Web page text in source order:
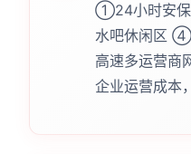
①24小时安
水吧休闲区
高速多运营商
企业运营成本